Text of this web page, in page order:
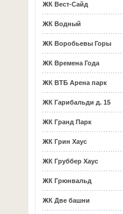
ЖК Вест-Сайд
ЖК Водный
ЖК Воробьевы Горы
ЖК Времена Года
ЖК ВТБ Арена парк
ЖК Гарибальди д. 15
ЖК Гранд Парк
ЖК Грин Хаус
ЖК Груббер Хаус
ЖК Грюнвальд
ЖК Две башни